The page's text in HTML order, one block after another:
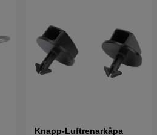
Knapp-Luftrenarkåpa